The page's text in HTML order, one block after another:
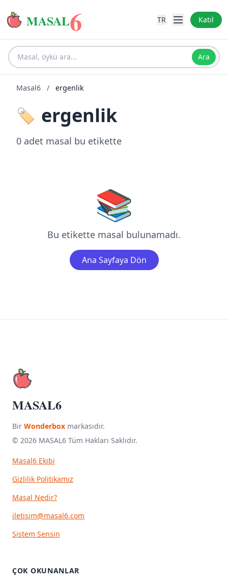
MASAL6 TR Katıl
Ara
Masal6 / ergenlik
🏷️ ergenlik
0 adet masal bu etikette
📚
Bu etikette masal bulunamadı.
Ana Sayfaya Dön
MASAL6
Bir Wonderbox markasıdır.
© 2026 MASAL6 Tüm Hakları Saklıdır.
Masal6 Ekibi
Gizlilik Politikamız
Masal Nedir?
iletisim@masal6.com
Sistem Sensin
ÇOK OKUNANLAR